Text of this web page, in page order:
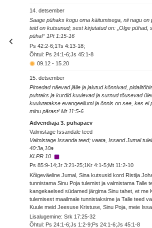
14. detsember
Saage pühaks kogu oma käitumisega, nii nagu on
teid on kutsunud; sest kirjutatud on: „Olge pühad,
püha!“ 1Pt 1:15-16
Ps 42:2-6;1Ts 4:13-18;
Õhtul: Ps 24:1-6;Js 45:1-8
09.12 - 15.20
15. detsember
Pimedad näevad jälle ja jalutud kõnnivad,
puhtaks ja kurdid kuulevad ja surnud tõusevad
kuulutatakse evangeeliumi ja õnnis on see, kes ei
minu pärast! Mt 11:5-6
Advendiaja 3. pühapäev
Valmistage Issandale teed
Valmistage Issanda teed; vaata, Issand Jumal
40:3a,10a
KLPR 10
Ps 85:9-14;Jr 3:21-25;1Kr 4:1-5;Mt 11:2-10
Kõigeväeline Jumal, Sina kutsusid kord Ristija
tunnistama Sinu Poja tulemist ja valmistama Talle
kangekaelsed südamed järgima Sinu tahet, et me
tulemisest maailmale tunnistaksime ja Talle teed
Kuule meid Jeesuse Kristuse, Sinu Poja, meie
Lisalugemine: Srk 17:25-32
Õhtul: Ps 24:1-6;Js 1:2-9;Ps 24:1-6;Js 45:1-8